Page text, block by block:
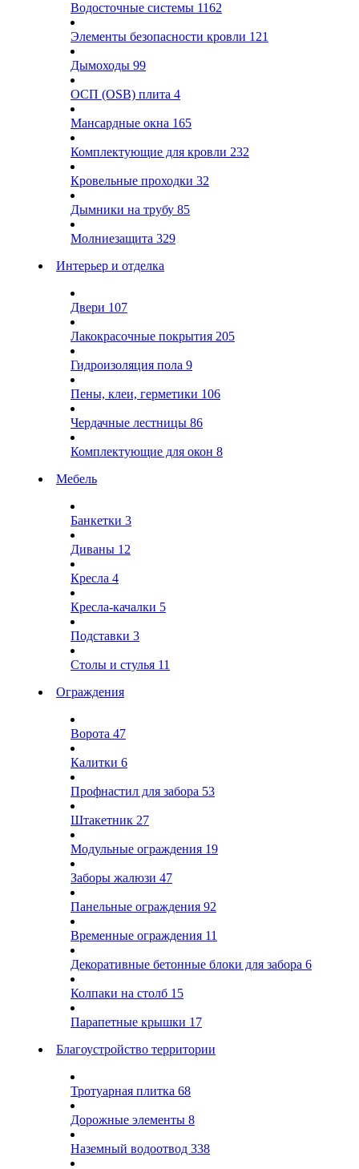
Водосточные системы 1162
Элементы безопасности кровли 121
Дымоходы 99
ОСП (OSB) плита 4
Мансардные окна 165
Комплектующие для кровли 232
Кровельные проходки 32
Дымники на трубу 85
Молниезащита 329
Интерьер и отделка
Двери 107
Лакокрасочные покрытия 205
Гидроизоляция пола 9
Пены, клеи, герметики 106
Чердачные лестницы 86
Комплектующие для окон 8
Мебель
Банкетки 3
Диваны 12
Кресла 4
Кресла-качалки 5
Подставки 3
Столы и стулья 11
Ограждения
Ворота 47
Калитки 6
Профнастил для забора 53
Штакетник 27
Модульные ограждения 19
Заборы жалюзи 47
Панельные ограждения 92
Временные ограждения 11
Декоративные бетонные блоки для забора 6
Колпаки на столб 15
Парапетные крышки 17
Благоустройство территории
Тротуарная плитка 68
Дорожные элементы 8
Наземный водоотвод 338